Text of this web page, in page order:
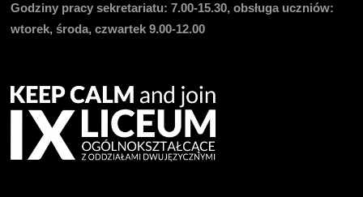
Godziny pracy sekretariatu: 7.00-15.30, obsługa uczniów:
wtorek, środa, czwartek 9.00-12.00